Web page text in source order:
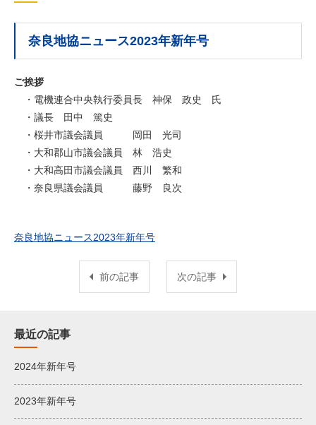
奈良地協ニュース2023年新年号
ご挨拶
・電機連合中央執行委員長 神保 政史 氏
・議長 田中 篤史
・桜井市議会議員 岡田 光司
・大和郡山市議会議員 林 浩史
・大和高田市議会議員 西川 繁和
・奈良県議会議員 藤野 良次
奈良地協ニュース2023年新年号
前の記事 次の記事
最近の記事
2024年新年号
2023年新年号